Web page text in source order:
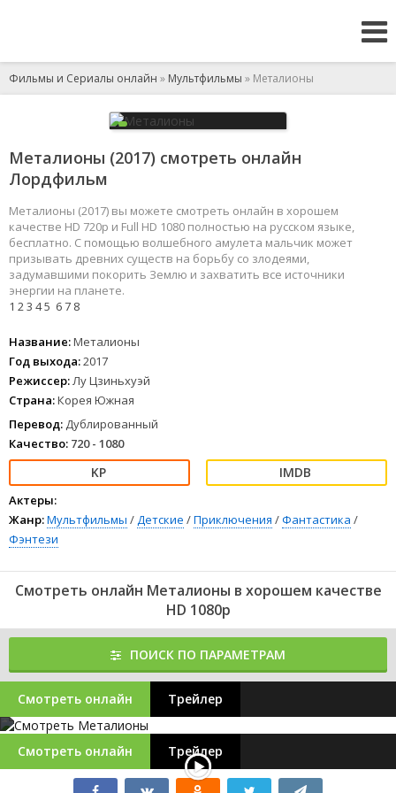
Фильмы и Сериалы онлайн » Мультфильмы » Металионы
Металионы (2017) смотреть онлайн
Лордфильм
Металионы (2017) вы можете смотреть онлайн в хорошем
качестве HD 720p и Full HD 1080 полностью на русском языке,
бесплатно. C помощью волшебного амулета мальчик может
призывать древних существ на борьбу со злодеями,
задумавшими покорить Землю и захватить все источники
энергии на планете.
1 23 45 67 8
Название:Металионы
Год выхода:2017
Режиссер:Лу Цзиньхуэй
Страна:Корея Южная
Перевод: Дублированный
Качество: 720 - 1080
Актеры:
Жанр:Мультфильмы /Детские /Приключения /Фантастика /
Фэнтези
Смотреть онлайн Металионы в хорошем качестве
HD 1080p
ПОИСК ПО ПАРАМЕТРАМ
Смотреть онлайн Трейлер
Смотреть онлайн Трейлер